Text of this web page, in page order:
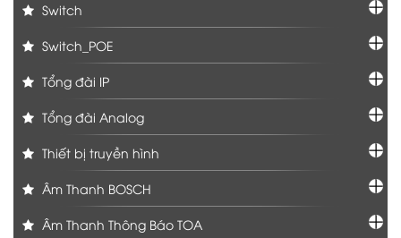
Switch
Switch_POE
Tổng đài IP
Tổng đài Analog
Thiết bị truyền hình
Âm Thanh BOSCH
Âm Thanh Thông Báo TOA